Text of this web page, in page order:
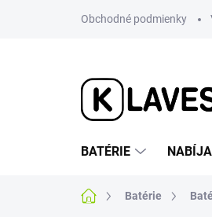
Obchodné podmienky
BATÉRIE
DomovBatérie